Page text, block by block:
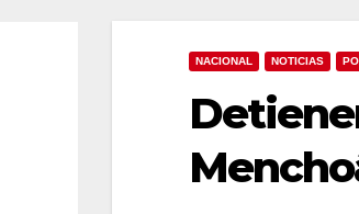
NACIONAL NOTICIAS